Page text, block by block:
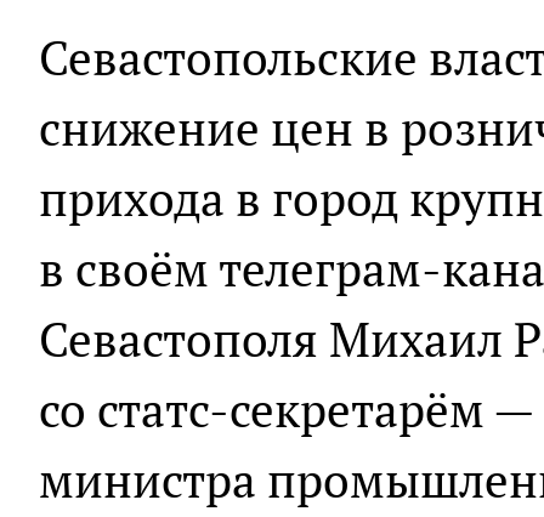
Севастопольские
снижение цен в
прихода в город
в своём телеграм-
Севастополя Михаил
со статс-секретарём
министра